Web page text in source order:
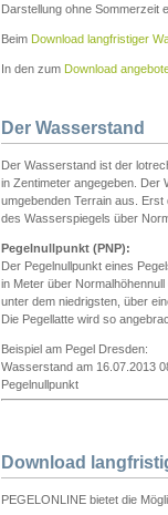
Darstellung ohne Sommerzeit
Beim Download langfristiger
In den zum Download
Der Wasserstand
Der Wasserstand ist der
in Zentimeter angegeben. Der
umgebenden Terrain aus.
des Wasserspiegels über
Pegelnullpunkt (PNP):
Der Pegelnullpunkt eines
in Meter über
unter dem niedrigsten, über
Die Pegellatte wird so
Beispiel am Pegel Dresden:
Wasserstand am 16.07.2013
Pegelnullpunkt
Download
PEGELONLINE bietet die